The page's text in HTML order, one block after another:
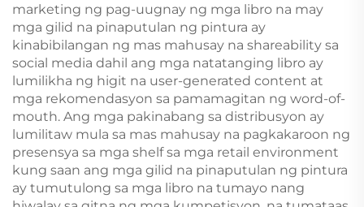
marketing ng pag-uugnay ng mga libro na may
mga gilid na pinaputulan ng pintura ay
kinabibilangan ng mas mahusay na shareability sa
social media dahil ang mga natatanging libro ay
lumilikha ng higit na user-generated content at
mga rekomendasyon sa pamamagitan ng word-of-
mouth. Ang mga pakinabang sa distribusyon ay
lumilitaw mula sa mas mahusay na pagkakaroon ng
presensya sa mga shelf sa mga retail environment
kung saan ang mga gilid na pinaputulan ng pintura
ay tumutulong sa mga libro na tumayo nang